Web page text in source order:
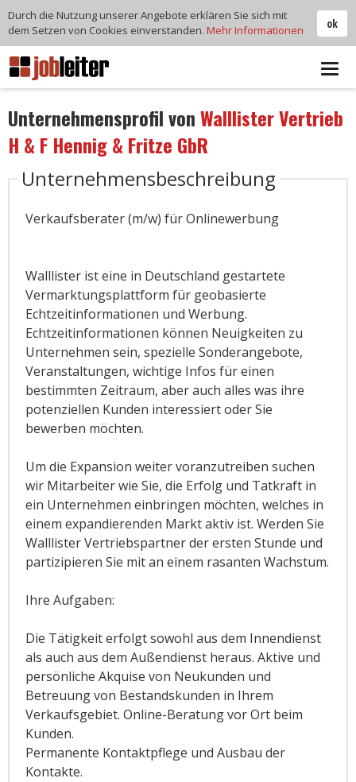
Unternehmensprofil vonWalllister Vertrieb
H & F Hennig & Fritze GbR
Unternehmensbeschreibung
Verkaufsberater (m/w) für Onlinewerbung
Walllister ist eine in Deutschland gestartete
Vermarktungsplattform für geobasierte
Echtzeitinformationen und Werbung.
Echtzeitinformationen können Neuigkeiten zu
Unternehmen sein, spezielle Sonderangebote,
Veranstaltungen, wichtige Infos für einen
bestimmten Zeitraum, aber auch alles was ihre
potenziellen Kunden interessiert oder Sie
bewerben möchten.
Um die Expansion weiter voranzutreiben suchen
wir Mitarbeiter wie Sie, die Erfolg und Tatkraft in
ein Unternehmen einbringen möchten, welches in
einem expandierenden Markt aktiv ist. Werden Sie
Walllister Vertriebspartner der ersten Stunde und
partizipieren Sie mit an einem rasanten Wachstum.
Ihre Aufgaben:
Die Tätigkeit erfolgt sowohl aus dem Innendienst
als auch aus dem Außendienst heraus. Aktive und
persönliche Akquise von Neukunden und
Betreuung von Bestandskunden in Ihrem
Verkaufsgebiet. Online-Beratung vor Ort beim
Kunden.
Permanente Kontaktpflege und Ausbau der
Kontakte.
ok
Durch die Nutzung unserer Angebote erklären Sie sich mit
dem Setzen von Cookies einverstanden. Mehr Informationen